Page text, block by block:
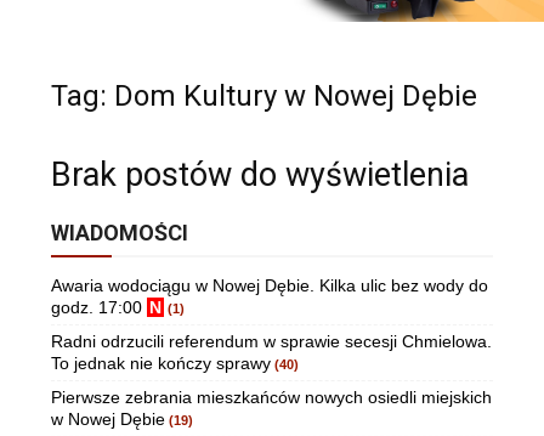
Tag: Dom Kultury w Nowej Dębie
Brak postów do wyświetlenia
WIADOMOŚCI
Awaria wodociągu w Nowej Dębie. Kilka ulic bez wody do
godz. 17:00 N (1)
Radni odrzucili referendum w sprawie secesji Chmielowa.
To jednak nie kończy sprawy (40)
Pierwsze zebrania mieszkańców nowych osiedli miejskich
w Nowej Dębie (19)